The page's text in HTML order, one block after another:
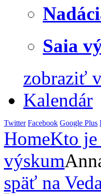
Saia
zobraziť
Kalendár
Twitter Facebook Google Plus
HomeKto je
výskum
späť na